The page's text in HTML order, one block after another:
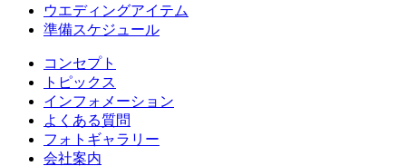
ウエディングアイテム
準備スケジュール
コンセプト
トピックス
インフォメーション
よくある質問
フォトギャラリー
会社案内